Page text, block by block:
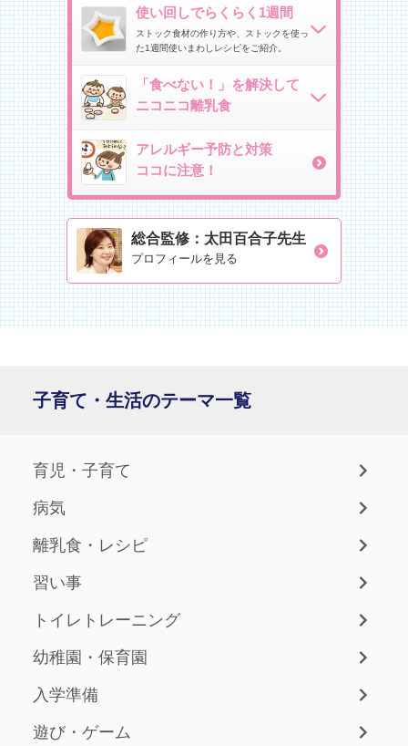
使い回しでらくらく1週間
ストック食材の作り方や、ストックを使っ
た1週間使いまわしレシピをご紹介。
「 食べない！」 を解決して
ニコニコ離乳食
アレルギー予防と対策
ココに注意！
総合監修：太田百合子先生
プロフィールを見る
子育て・生活のテーマ一覧
育児・子育て
病気
離乳食・レシピ
習い事
トイレトレーニング
幼稚園・保育園
入学準備
遊び・ゲーム